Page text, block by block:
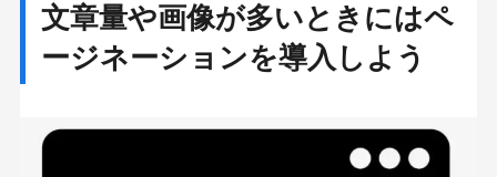
文章量や画像が多いときにはペ
ージネーションを導入しよう